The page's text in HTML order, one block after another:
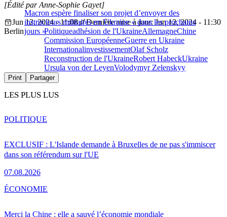
Macron espère finaliser son projet d’envoyer des
instructeurs militaires en Ukraine « dans les prochains
jours »
[Édité par Anne-Sophie Gayet]
Jun 12, 2024 - 11:08
Dernière mise à jour: Jun 12, 2024 - 11:30
Berlin
Politiqueadhésion de l'UkraineAllemagneChine
Commission EuropéenneGuerre en Ukraine
InternationalinvestissementOlaf Scholz
Reconstruction de l'UkraineRobert HabeckUkraine
Ursula von der LeyenVolodymyr Zelenskyy
Print Partager
LES PLUS LUS
EXCLUSIF : L'Islande demande à Bruxelles de ne pas s'immiscer
dans son référendum sur l'UE
07.08.2026
POLITIQUE
Merci la Chine : elle a sauvé l’économie mondiale
ÉCONOMIE